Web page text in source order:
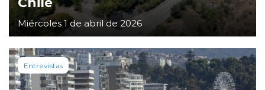
Miércoles 1 de abril de 2026
Entrevistas